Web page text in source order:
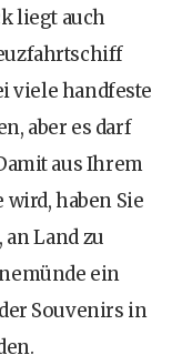
liegt auch
viele handfeste
aber es darf
aus Ihrem
haben Sie
Land zu
ein
Souvenirs in